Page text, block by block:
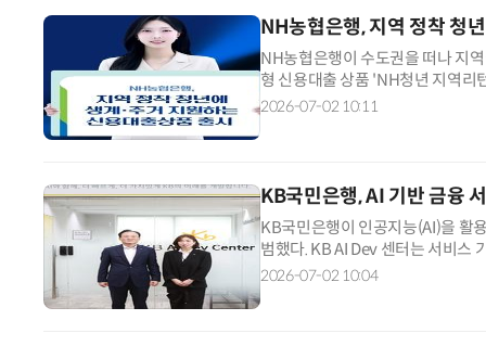
NH농협은행, 지역 정착 청
NH농협은행이 수도권을 떠나 지
형 신용대출 상품 'NH청년 지역
지원 목적의 NH청년 지역리턴대
2026-07-02 10:11
KB국민은행, AI 기반 금융
KB국민은행이 인공지능(AI)을 활
범했다. KB AI Dev 센터는 서비스
발 체계를 구축했다. 연구개발망
2026-07-02 10:04